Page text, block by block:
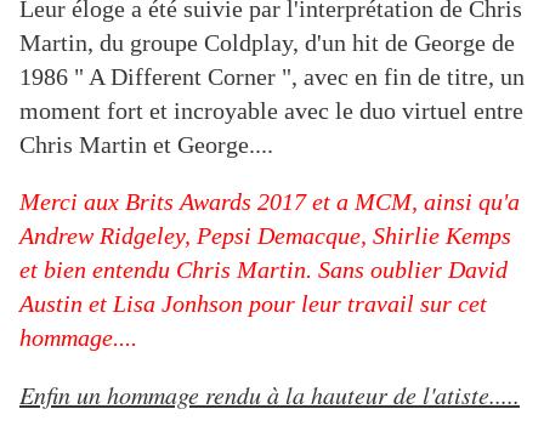
Leur éloge a été suivie par l'interprétation de Chris
Martin, du groupe Coldplay, d'un hit de George de
1986 " A Different Corner ", avec en fin de titre, un
moment fort et incroyable avec le duo virtuel entre
Chris Martin et George....
Merci aux Brits Awards 2017 et a MCM, ainsi qu'a
Andrew Ridgeley, Pepsi Demacque, Shirlie Kemps
et bien entendu Chris Martin. Sans oublier David
Austin et Lisa Jonhson pour leur travail sur cet
hommage....
Enfin un hommage rendu à la hauteur de l'atiste.....